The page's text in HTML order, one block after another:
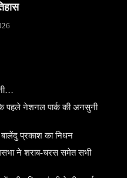
पहले नेशनल पार्क की अनसुनी
बालेंदु प्रकाश का निधन
ने शराब-चरस समेत सभी